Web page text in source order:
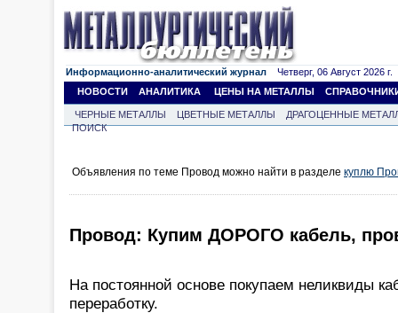
Информационно-аналитический журнал Четверг, 06 Август 2026 г.
НОВОСТИ
АНАЛИТИКА ЦЕНЫ НА МЕТАЛЛЫ
ЧЕРНЫЕ МЕТАЛЛЫ ЦВЕТНЫЕ МЕТАЛЛЫ
ДРАГОЦЕННЫЕ
ПОИСК
Объявления по теме Провод можно найти в разделе куплю
Провод: Купим ДОРОГО кабель,
На постоянной основе покупаем неликвиды
переработку.